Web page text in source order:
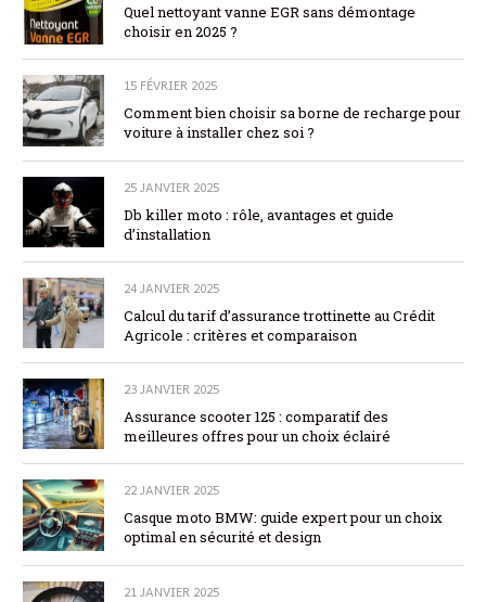
Quel nettoyant vanne EGR sans démontage
choisir en 2025 ?
15 FÉVRIER 2025
Comment bien choisir sa borne de recharge pour
voiture à installer chez soi ?
25 JANVIER 2025
Db killer moto : rôle, avantages et guide
d’installation
24 JANVIER 2025
Calcul du tarif d’assurance trottinette au Crédit
Agricole : critères et comparaison
23 JANVIER 2025
Assurance scooter 125 : comparatif des
meilleures offres pour un choix éclairé
22 JANVIER 2025
Casque moto BMW: guide expert pour un choix
optimal en sécurité et design
21 JANVIER 2025